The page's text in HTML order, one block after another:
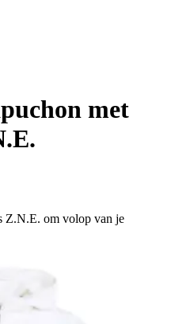
met
Z.N.E. om volop van je